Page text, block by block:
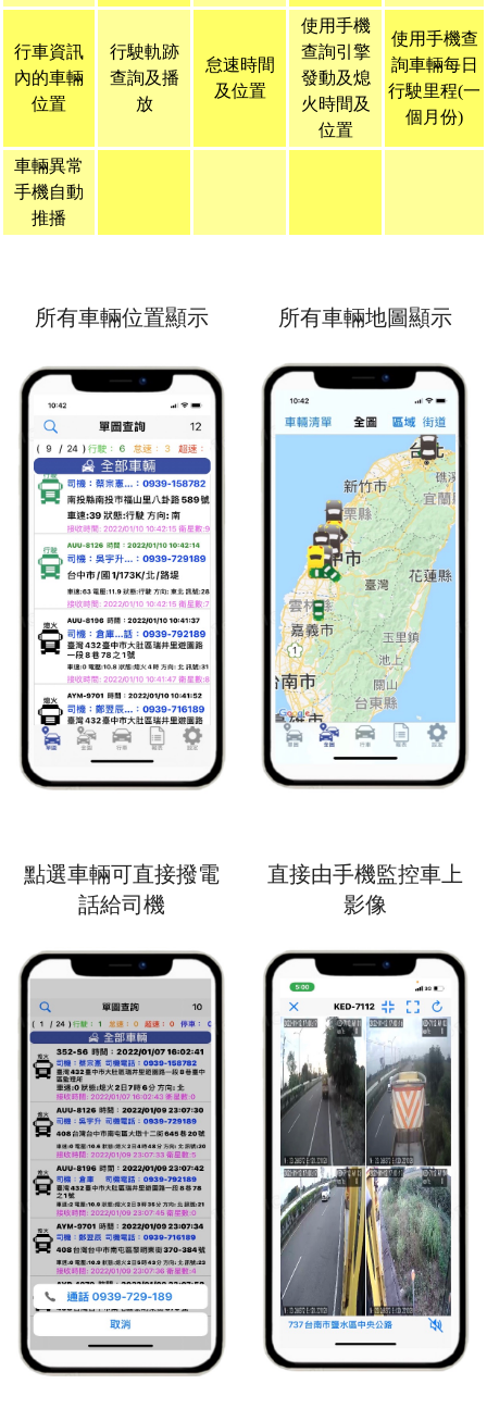
行車資訊
內的車輛
位置
行駛軌跡
查詢及播
放
怠速時間
及位置
使用手機
查詢引擎
發動及熄
火時間及
位置
使用手機查
詢車輛每日
行駛里程(一
個月份)
車輛異常
手機自動
推播
所有車輛位置顯示 所有車輛地圖顯示
點選車輛可直接撥電
話給司機
直接由手機監控車上
影像